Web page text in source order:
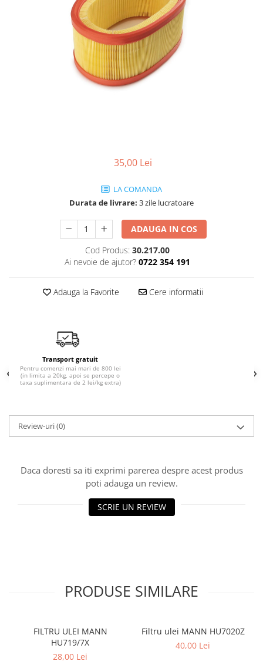
35,00 Lei
LA COMANDA
Durata de livrare: 3 zile lucratoare
ADAUGA IN COS
Cod Produs: 30.217.00
Ai nevoie de ajutor? 0722 354 191
Adauga la Favorite Cere informatii
Transport gratuit
Pentru comenzi mai mari de 800 lei
(in limita a 20kg, apoi se percepe o
taxa suplimentara de 2 lei/kg extra)
Review-uri(0)
Daca doresti sa iti exprimi parerea despre acest produs
poti adauga un review.
SCRIE UN REVIEW
PRODUSE SIMILARE
FILTRU ULEI MANN
HU719/7X
28,00 Lei
Filtru ulei MANN HU7020Z
40,00 Lei